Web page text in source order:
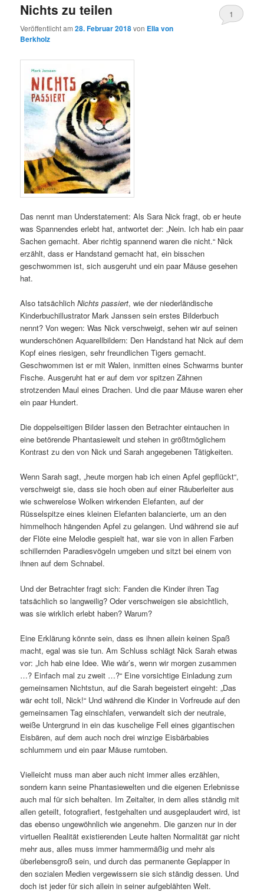
Nichts zu teilen
Veröffentlicht am28. Februar 2018von Ella von
Berkholz
1
Das nennt man Understatement: Als Sara Nick fragt, ob er heute
was Spannendes erlebt hat, antwortet der: „Nein. Ich hab ein paar
Sachen gemacht. Aber richtig spannend waren die nicht.“ Nick
erzählt, dass er Handstand gemacht hat, ein bisschen
geschwommen ist, sich ausgeruht und ein paar Mäuse gesehen
hat.
Also tatsächlichNichts passiert, wie der niederländische
Kinderbuchillustrator Mark Janssen sein erstes Bilderbuch
nennt? Von wegen: Was Nick verschweigt, sehen wir auf seinen
wunderschönen Aquarellbildern: Den Handstand hat Nick auf dem
Kopf eines riesigen, sehr freundlichen Tigers gemacht.
Geschwommen ist er mit Walen, inmitten eines Schwarms bunter
Fische. Ausgeruht hat er auf dem vor spitzen Zähnen
strotzenden Maul eines Drachen. Und die paar Mäuse waren eher
ein paar Hundert.
Die doppelseitigen Bilder lassen den Betrachter eintauchen in
eine betörende Phantasiewelt und stehen in größtmöglichem
Kontrast zu den von Nick und Sarah angegebenen Tätigkeiten.
Wenn Sarah sagt, „heute morgen hab ich einen Apfel gepflückt“,
verschweigt sie, dass sie hoch oben auf einer Räuberleiter aus
wie schwerelose Wolken wirkenden Elefanten, auf der
Rüsselspitze eines kleinen Elefanten balancierte, um an den
himmelhoch hängenden Apfel zu gelangen. Und während sie auf
der Flöte eine Melodie gespielt hat, war sie von in allen Farben
schillernden Paradiesvögeln umgeben und sitzt bei einem von
ihnen auf dem Schnabel.
Und der Betrachter fragt sich: Fanden die Kinder ihren Tag
tatsächlich so langweilig? Oder verschweigen sie absichtlich,
was sie wirklich erlebt haben? Warum?
Eine Erklärung könnte sein, dass es ihnen allein keinen Spaß
macht, egal was sie tun. Am Schluss schlägt Nick Sarah etwas
vor: „Ich hab eine Idee. Wie wär’s, wenn wir morgen zusammen
…? Einfach mal zu zweit …?“ Eine vorsichtige Einladung zum
gemeinsamen Nichtstun, auf die Sarah begeistert eingeht: „Das
wär echt toll, Nick!“ Und während die Kinder in Vorfreude auf den
gemeinsamen Tag einschlafen, verwandelt sich der neutrale,
weiße Untergrund in ein das kuschelige Fell eines gigantischen
Eisbären, auf dem auch noch drei winzige Eisbärbabies
schlummern und ein paar Mäuse rumtoben.
Vielleicht muss man aber auch nicht immer alles erzählen,
sondern kann seine Phantasiewelten und die eigenen Erlebnisse
auch mal für sich behalten. Im Zeitalter, in dem alles ständig mit
allen geteilt, fotografiert, festgehalten und ausgeplaudert wird, ist
das ebenso ungewöhnlich wie angenehm. Die ganzen nur in der
virtuellen Realität existierenden Leute halten Normalität gar nicht
mehr aus, alles muss immer hammermäßig und mehr als
überlebensgroß sein, und durch das permanente Geplapper in
den sozialen Medien vergewissern sie sich ständig dessen. Und
doch ist jeder für sich allein in seiner aufgeblähten Welt.